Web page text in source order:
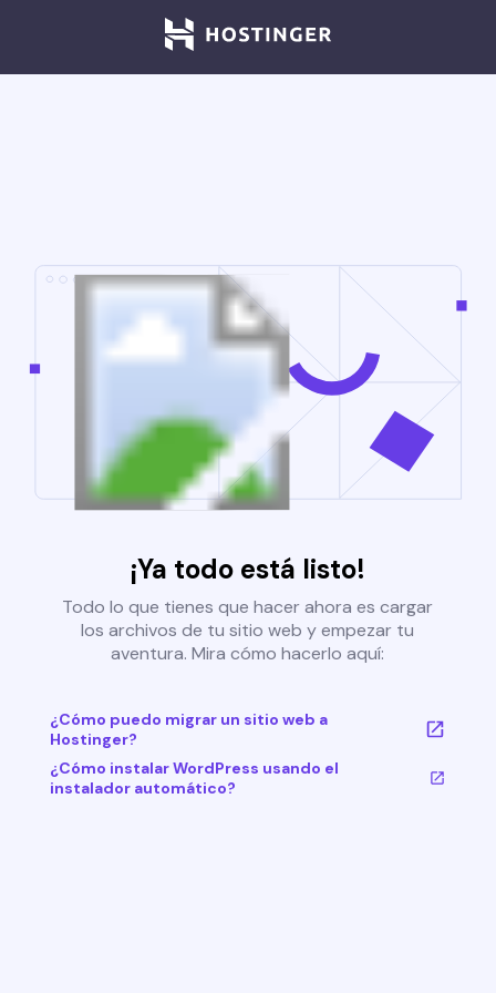
¡Ya todo está listo!
Todo lo que tienes que hacer ahora es cargar
los archivos de tu sitio web y empezar tu
aventura. Mira cómo hacerlo aquí:
¿Cómo puedo migrar un sitio web a
Hostinger?
¿Cómo instalar WordPress usando el
instalador automático?